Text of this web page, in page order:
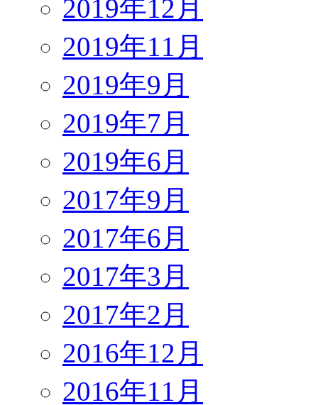
2019年12月
2019年11月
2019年9月
2019年7月
2019年6月
2017年9月
2017年6月
2017年3月
2017年2月
2016年12月
2016年11月